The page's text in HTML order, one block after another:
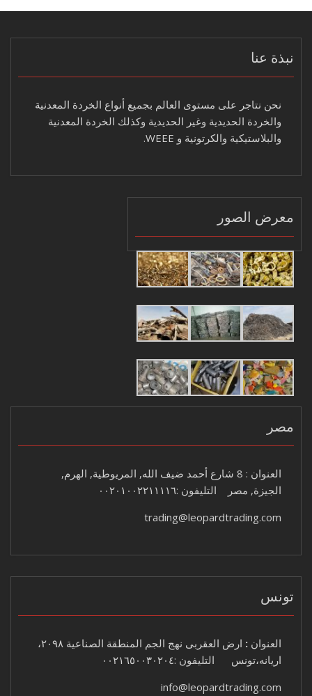
نبذة عنا
نحن نتاجر على مستوى العالم بجميع أنواع الخردة المعدنية
والخردة الحديدية وغير الحديدية وكذلك الخردة المعدنية
والبلاستيكية والكرتونية و WEEE.
معرض الصور
مصر
العنوان : 8 شارع أحمد ضيف الله, المريوطية, الهرم,
الجيزة, مصر التليفون :٠٠٢٠١٠٠٢٢١١١١٦
trading@leopardtrading.com
تونس
العنوان :
ارض العقربى نهج الجم المنطقة الصناعية ٢٠٩٨،
اريانه،تونس التليفون :٠٠٢١٦٥٠٠٣٠٢٠٤
info@leopardtrading.com